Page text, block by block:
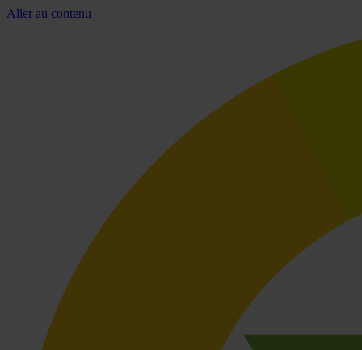
Aller au contenu